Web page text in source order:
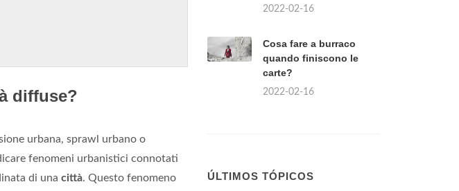
diffuse?
urbana, sprawl urbano o
fenomeni urbanistici connotati
di una città. Questo fenomeno
2022-02-16
Cosa fare a burraco
quando finiscono le
carte?
2022-02-16
ÚLTIMOS TÓPICOS